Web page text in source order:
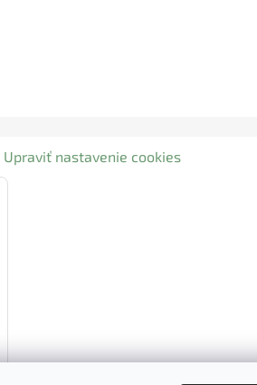
Upraviť nastavenie cookies